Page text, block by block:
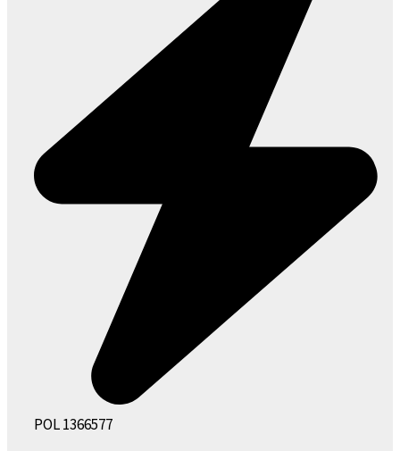
POL 1366577